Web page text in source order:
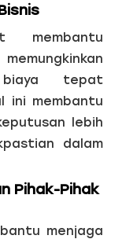
membantu
biaya tepat
ini membantu
lebih
dalam
Pihak-Pihak
menjaga